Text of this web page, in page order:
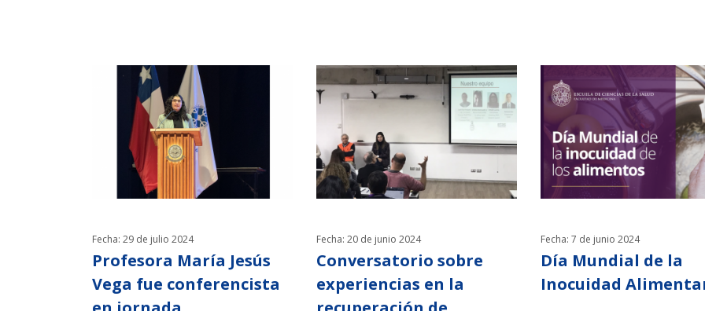
Fecha: 29 de julio 2024
Profesora María Jesús
Vega fue conferencista
Fecha: 20 de junio 2024
Conversatorio sobre
experiencias en la
Fecha: 7 de junio 2024
Día Mundial de la
Inocuidad